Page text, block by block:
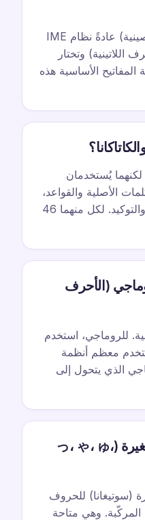
تتطلب الكانجي (الأحرف الصينية) عادةً نظام IME
وتختار
المفاتيح الأساسية هذه
يُستخدمان
الأصلية والقواعد،
والكاتاكانا للكلمات الأجنبية والتوكيد. لكل منهما 46
(الأحرف
للروماجي، استخدم
معظم أنظمة
الذي يتحول إلى
كيف أكتب الأحرف الصغيرة (っ، ゃ، ゅ،
(سوتيغانا) للحروف
المركّبة. وهي متاحة